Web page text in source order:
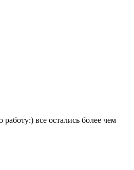
все остались более чем